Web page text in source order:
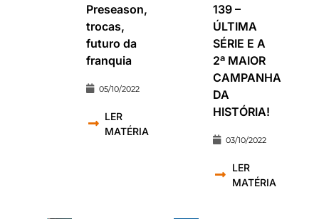
Preseason,
trocas,
futuro da
franquia
05/10/2022
LER
MATÉRIA
139 –
ÚLTIMA
SÉRIE E A
2ª MAIOR
CAMPANHA
DA
HISTÓRIA!
03/10/2022
LER
MATÉRIA